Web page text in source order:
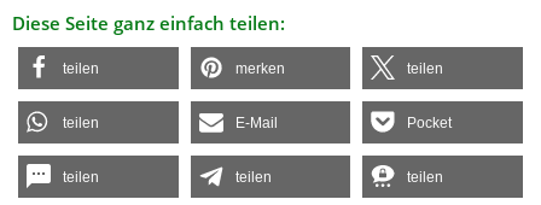
Diese Seite ganz einfach teilen:
teilen merken teilen
teilen E-Mail Pocket
teilen teilen teilen